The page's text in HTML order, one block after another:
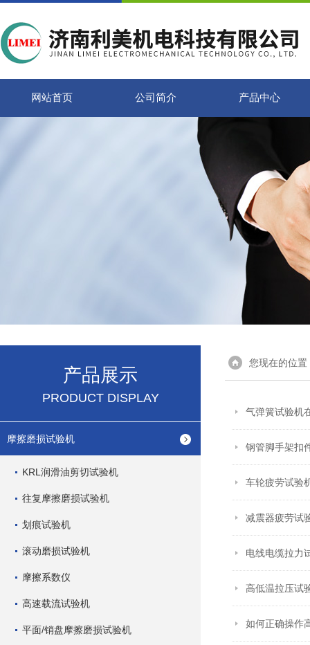
网站首页 公司简介 产品中心
产品展示
PRODUCT DISPLAY
摩擦磨损试验机
KRL润滑油剪切试验机
往复摩擦磨损试验机
划痕试验机
滚动磨损试验机
摩擦系数仪
高速载流试验机
平面/销盘摩擦磨损试验机
您现在的位置
气弹簧试验机
钢管脚手架扣
车轮疲劳试验
减震器疲劳试
电线电缆拉力
高低温拉压试
如何正确操作